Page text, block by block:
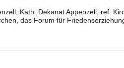
Kath. Dekanat Appenzell, ref.
das Forum für